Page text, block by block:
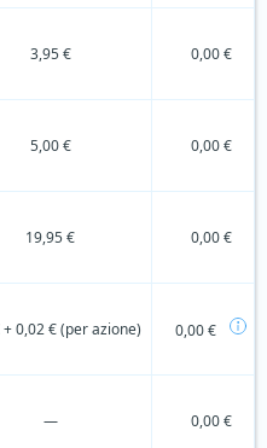
3,95 € 0,00 €
5,00 € 0,00 €
19,95 € 0,00 €
0,02 € (per azione) 0,00 €
— 0,00 €